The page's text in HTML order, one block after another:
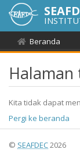
Beranda
Kita tidak dapat
Pergi ke beranda
© SEAFDEC2026